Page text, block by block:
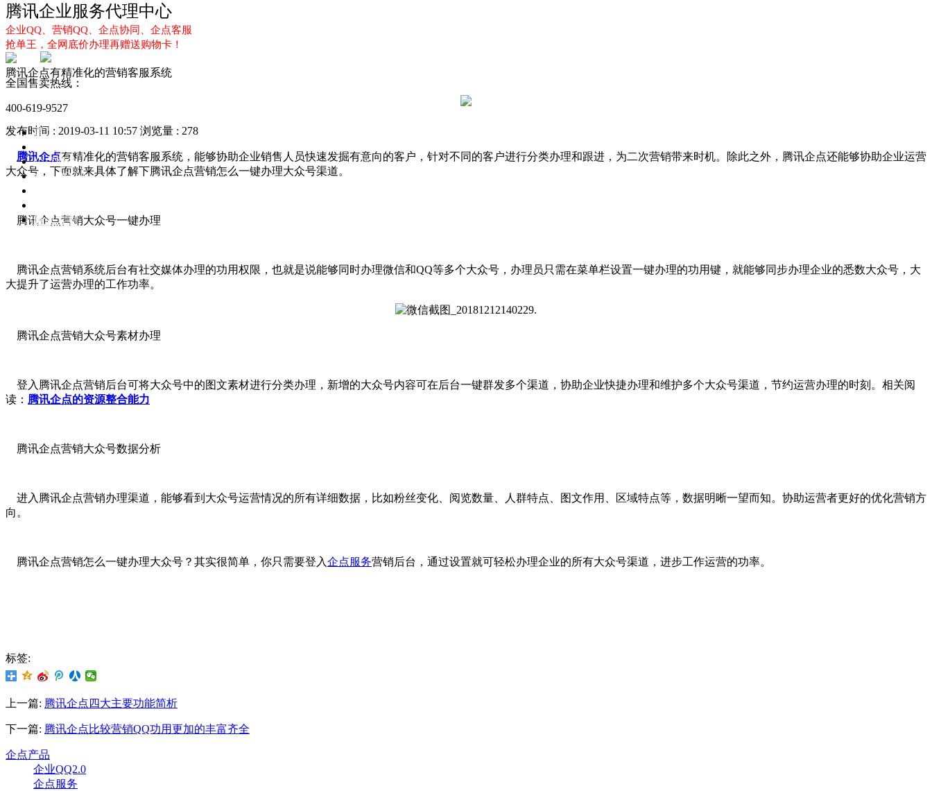
腾讯企业服务代理中心
企业QQ、营销QQ、企点协同、企点客服
抢单王，全网底价办理再赠送购物卡！
全国售卖热线：
400-619-9527
首页
企点服务
企业QQ2.0
解决方案
腾讯企点有精准化的营销客服系统
发布时间 : 2019-03-11 10:57 浏览量 : 278
腾讯企点有精准化的营销客服系统，能够协助企业销售人员快速发掘有意向的客户，针对不同的客户进行分类办理和跟进，为二次营销带来时机。除此之外，腾讯企点还能够协助企业运营
大众号，下面就来具体了解下腾讯企点营销怎么一键办理大众号渠道。
腾讯企点营销大众号一键办理
腾讯企点营销系统后台有社交媒体办理的功用权限，也就是说能够同时办理微信和QQ等多个大众号，办理员只需在菜单栏设置一键办理的功用键，就能够同步办理企业的悉数大众号，大
大提升了运营办理的工作功率。
腾讯企点营销大众号素材办理
登入腾讯企点营销后台可将大众号中的图文素材进行分类办理，新增的大众号内容可在后台一键群发多个渠道，协助企业快捷办理和维护多个大众号渠道，节约运营办理的时刻。相关阅
读： 腾讯企点的资源整合能力
腾讯企点营销大众号数据分析
进入腾讯企点营销办理渠道，能够看到大众号运营情况的所有详细数据，比如粉丝变化、阅览数量、人群特点、图文作用、区域特点等，数据明晰一望而知。协助运营者更好的优化营销方
向。
腾讯企点营销怎么一键办理大众号？其实很简单，你只需要登入企点服务营销后台，通过设置就可轻松办理企业的所有大众号渠道，进步工作运营的功率。
标签:
上一篇: 腾讯企点四大主要功能简析
下一篇: 腾讯企点比较营销QQ功用更加的丰富齐全
企点产品
企业QQ2.0
企点服务